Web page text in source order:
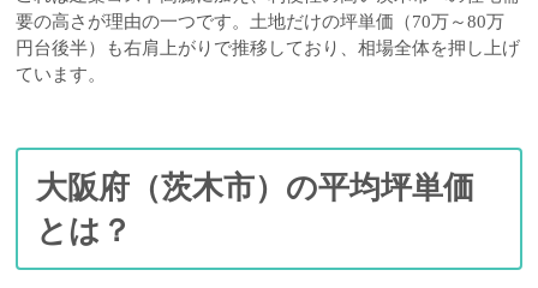
要の高さが理由の一つです。土地だけの坪単価（70万～80万
円台後半）も右肩上がりで推移しており、相場全体を押し上げ
ています。
大阪府（茨木市）の平均坪単価
とは？